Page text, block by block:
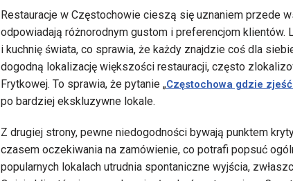
Restauracje w Częstochowie cieszą się uznaniem przede
odpowiadają różnorodnym gustom i preferencjom klientów.
i kuchnię świata, co sprawia, że każdy znajdzie coś dla
dogodną lokalizację większości restauracji, często
Frytkowej. To sprawia, że pytanie „Częstochowa gdzie
po bardziej ekskluzywne lokale.
Z drugiej strony, pewne niedogodności bywają punktem
czasem oczekiwania na zamówienie, co potrafi popsuć
popularnych lokalach utrudnia spontaniczne wyjścia,